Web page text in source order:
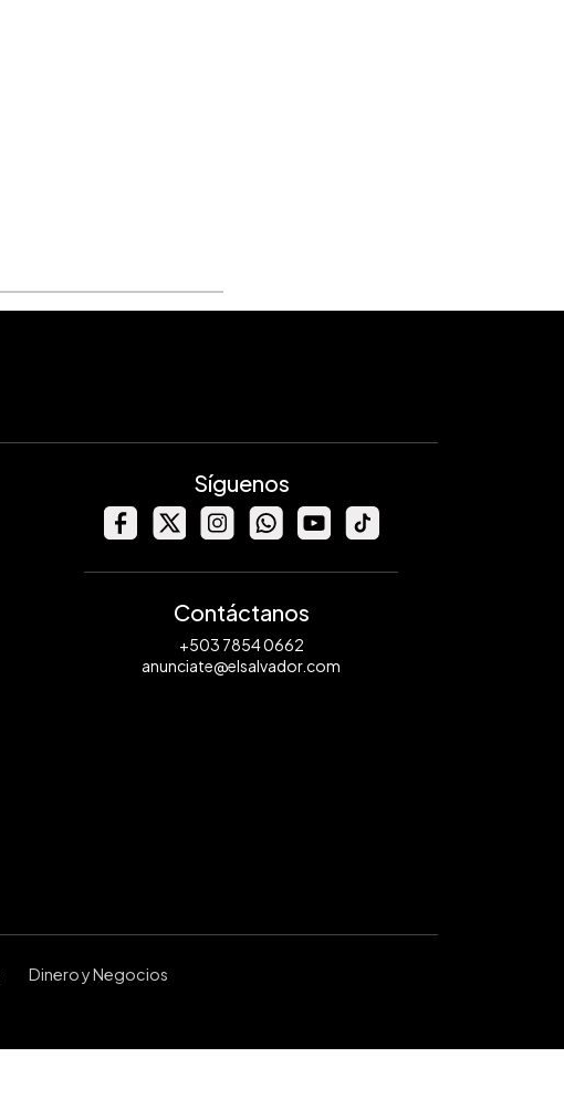
Síguenos
Contáctanos
+503 7854 0662
anunciate@elsalvador.com
Dinero y Negocios